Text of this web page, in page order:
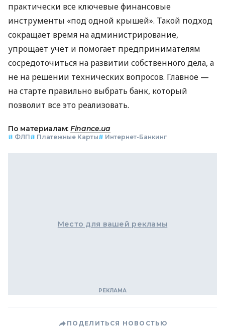
практически все ключевые финансовые
инструменты «под одной крышей». Такой подход
сокращает время на администрирование,
упрощает учет и помогает предпринимателям
сосредоточиться на развитии собственного дела, а
не на решении технических вопросов. Главное —
на старте правильно выбрать банк, который
позволит все это реализовать.
По материалам: Finance.ua
# ФЛП# Платежные Карты# Интернет-Банкинг
Место для вашей рекламы
ПОДЕЛИТЬСЯ НОВОСТЬЮ